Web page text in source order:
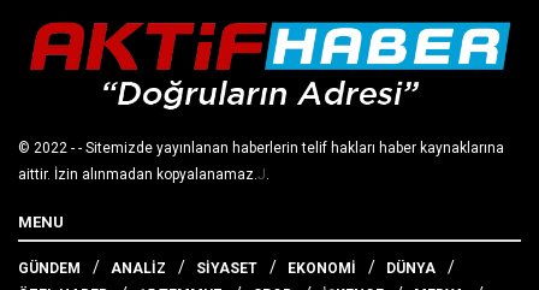
© 2022 - - Sitemizde yayınlanan haberlerin telif hakları haber kaynaklarına
aittir. İzin alınmadan kopyalanamaz. J
MENU
GÜNDEM ANALİZ SİYASET EKONOMİ
DÜNYA